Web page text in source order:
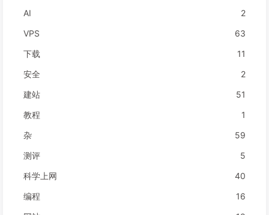
AI
2
VPS
63
下载
11
安全
2
建站
51
教程
1
杂
59
测评
5
科学上网
40
编程
16